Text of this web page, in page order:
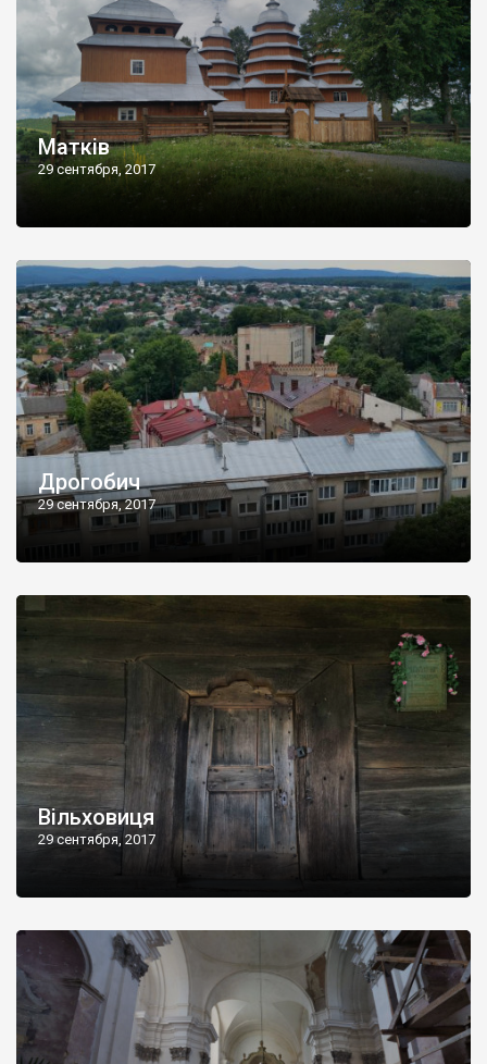
Матків
29 сентября, 2017
Дрогобич
29 сентября, 2017
Вільховиця
29 сентября, 2017